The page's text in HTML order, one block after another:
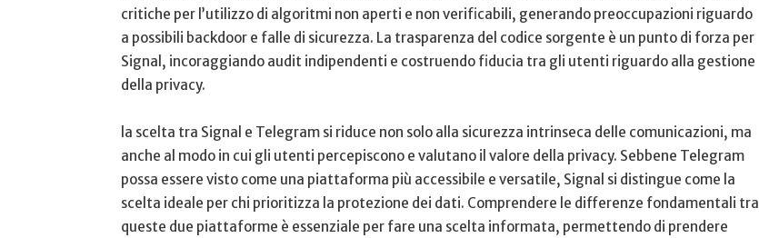
critiche per l’utilizzo di ‌algoritmi non aperti e non verificabili, generando preoccupazioni riguardo
a possibili backdoor e falle di sicurezza. La trasparenza del codice sorgente ⁣è un ‌punto di forza per
Signal, incoraggiando audit indipendenti e ⁣costruendo fiducia tra ‍gli utenti riguardo alla gestione
della privacy.
la scelta tra Signal e Telegram si riduce non solo alla sicurezza intrinseca delle comunicazioni, ma
anche al modo in‌ cui gli utenti percepiscono e valutano‌ il valore della privacy.‌ Sebbene Telegram⁤
possa essere visto come una piattaforma più‌ accessibile e versatile, Signal si distingue come la
scelta ideale per chi prioritizza la ⁤protezione⁣ dei dati. Comprendere le differenze ​fondamentali tra
queste due piattaforme è essenziale per fare una scelta informata, permettendo di prendere